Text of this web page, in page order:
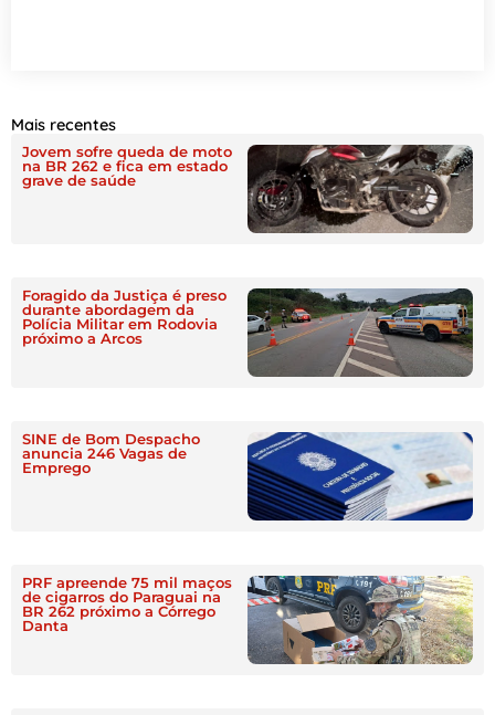
Mais recentes
Jovem sofre queda de moto
na BR 262 e fica em estado
grave de saúde
Foragido da Justiça é preso
durante abordagem da
Polícia Militar em Rodovia
próximo a Arcos
SINE de Bom Despacho
anuncia 246 Vagas de
Emprego
PRF apreende 75 mil maços
de cigarros do Paraguai na
BR 262 próximo a Córrego
Danta